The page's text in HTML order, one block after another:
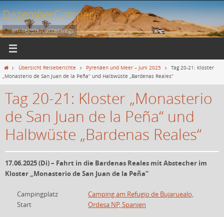
Zum
Inhalt
springen
DezemberCamper
... am liebsten unterwegs
StartÜbersicht Reiseberichte Pyrenäen und Meer – Juni 2025
Tag 20-21: Kloster
„Monasterio de San Juan de la Peña“ und Halbwüste „Bardenas Reales“
Tag 20-21: Kloster „Monasterio
de San Juan de la Peña“ und
Halbwüste „Bardenas Reales“
17.06.2025 (Di) – Fahrt in die Bardenas Reales mit Abstecher im
Kloster „Monasterio de San Juan de la Peña“
Campingplatz
Start
Camping am Refugio de Bujaruealo,
Ordesa NP, Spanien